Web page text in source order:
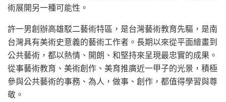
術展開另一種可能性。
許一男創辦高雄駁二藝術特區，是台灣藝術教育先驅，是南
台灣具有美術史意義的藝術工作者。長期以來從平面繪畫到
公共藝術，都以熱情、開朗、和堅持來呈現最忠實的成果。
從事藝術教育、美術創作、美育推廣近一甲子的光景，積極
參與公共藝術的事務、為人，做事、創作，都值得學習與尊
敬。